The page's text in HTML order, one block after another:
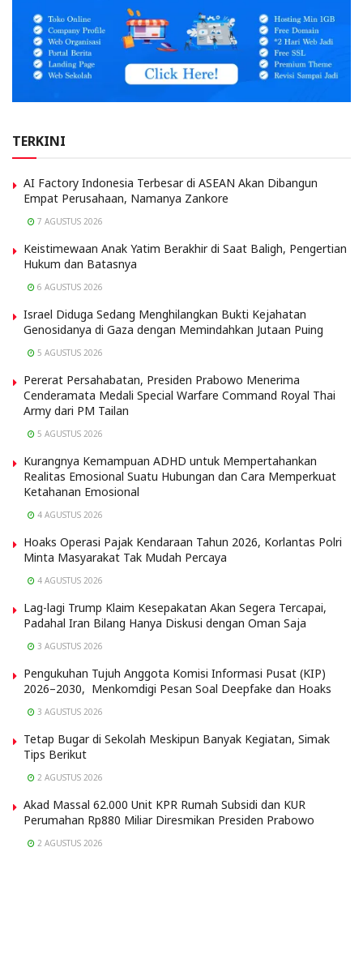
TERKINI
AI Factory Indonesia Terbesar di ASEAN Akan Dibangun
Empat Perusahaan, Namanya Zankore
7 AGUSTUS 2026
Keistimewaan Anak Yatim Berakhir di Saat Baligh, Pengertian
Hukum dan Batasnya
6 AGUSTUS 2026
Israel Diduga Sedang Menghilangkan Bukti Kejahatan
Genosidanya di Gaza dengan Memindahkan Jutaan Puing
5 AGUSTUS 2026
Pererat Persahabatan, Presiden Prabowo Menerima
Cenderamata Medali Special Warfare Command Royal Thai
Army dari PM Tailan
5 AGUSTUS 2026
Kurangnya Kemampuan ADHD untuk Mempertahankan
Realitas Emosional Suatu Hubungan dan Cara Memperkuat
Ketahanan Emosional
4 AGUSTUS 2026
Hoaks Operasi Pajak Kendaraan Tahun 2026, Korlantas Polri
Minta Masyarakat Tak Mudah Percaya
4 AGUSTUS 2026
Lag-lagi Trump Klaim Kesepakatan Akan Segera Tercapai,
Padahal Iran Bilang Hanya Diskusi dengan Oman Saja
3 AGUSTUS 2026
Pengukuhan Tujuh Anggota Komisi Informasi Pusat (KIP)
2026–2030, Menkomdigi Pesan Soal Deepfake dan Hoaks
3 AGUSTUS 2026
Tetap Bugar di Sekolah Meskipun Banyak Kegiatan, Simak
Tips Berikut
2 AGUSTUS 2026
Akad Massal 62.000 Unit KPR Rumah Subsidi dan KUR
Perumahan Rp880 Miliar Diresmikan Presiden Prabowo
2 AGUSTUS 2026